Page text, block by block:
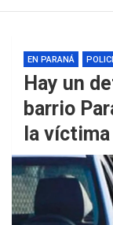
EN PARANÁ
Hay un
barrio
la víctima